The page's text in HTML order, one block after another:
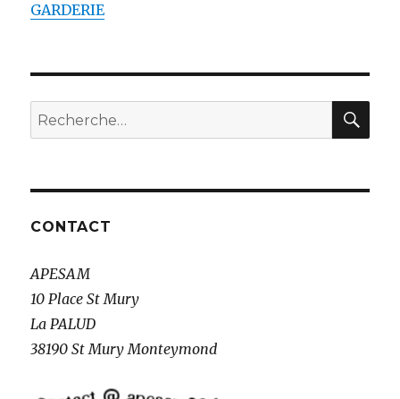
GARDERIE
Recherche
pour
CONTACT
APESAM
10 Place St Mury
La PALUD
38190 St Mury Monteymond